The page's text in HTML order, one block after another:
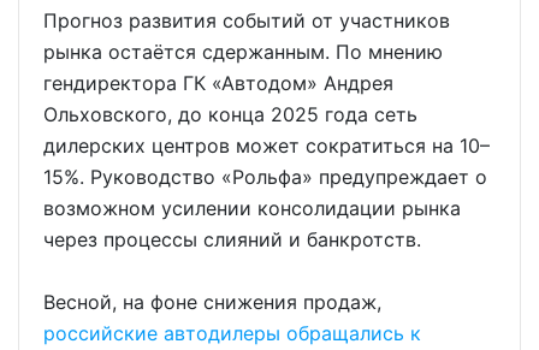
Прогноз развития событий от участников
рынка остаётся сдержанным. По мнению
гендиректора ГК «Автодом» Андрея
Ольховского, до конца 2025 года сеть
дилерских центров может сократиться на 10–
15%. Руководство «Рольфа» предупреждает о
возможном усилении консолидации рынка
через процессы слияний и банкротств.
Весной, на фоне снижения продаж,
российские автодилеры обращались к